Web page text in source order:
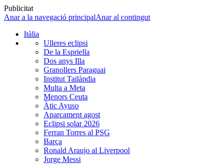
Publicitat
Anar a la navegació principalAnar al contingut
Itàlia
Ulleres eclipsi
De la Espriella
Dos anys Illa
Granollers Paraguai
Institut Tailàndia
Multa a Meta
Menors Ceuta
Àtic Ayuso
Aparcament agost
Eclipsi solar 2026
Ferran Torres al PSG
Barça
Ronald Araujo al Liverpool
Jorge Messi